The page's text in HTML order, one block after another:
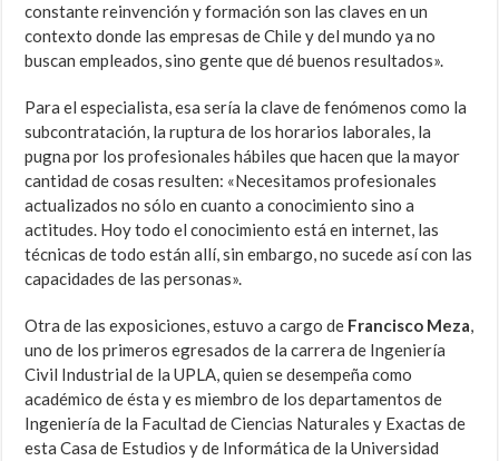
constante reinvención y formación son las claves en un
contexto donde las empresas de Chile y del mundo ya no
buscan empleados, sino gente que dé buenos resultados».
Para el especialista, esa sería la clave de fenómenos como la
subcontratación, la ruptura de los horarios laborales, la
pugna por los profesionales hábiles que hacen que la mayor
cantidad de cosas resulten: «Necesitamos profesionales
actualizados no sólo en cuanto a conocimiento sino a
actitudes. Hoy todo el conocimiento está en internet, las
técnicas de todo están allí, sin embargo, no sucede así con las
capacidades de las personas».
Otra de las exposiciones, estuvo a cargo de Francisco Meza,
uno de los primeros egresados de la carrera de Ingeniería
Civil Industrial de la UPLA, quien se desempeña como
académico de ésta y es miembro de los departamentos de
Ingeniería de la Facultad de Ciencias Naturales y Exactas de
esta Casa de Estudios y de Informática de la Universidad